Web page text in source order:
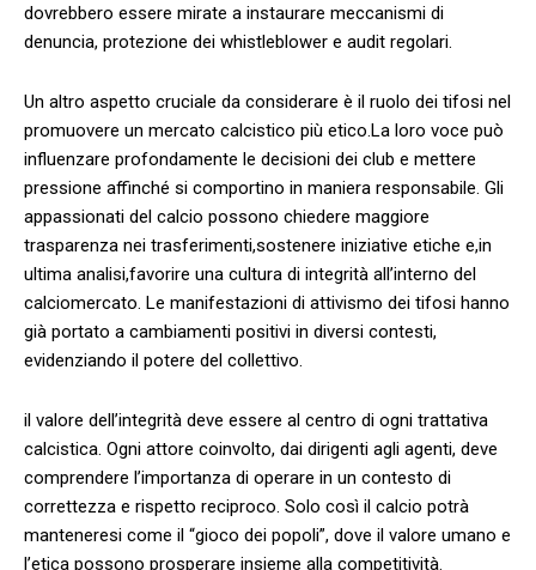
dovrebbero⁤ essere mirate a instaurare meccanismi⁤ di⁢
denuncia, protezione dei whistleblower e audit regolari.
Un altro ⁢aspetto cruciale da considerare è il ruolo dei tifosi nel
promuovere un mercato calcistico più ‌etico.La loro voce può
influenzare profondamente le decisioni dei club e mettere
pressione affinché si comportino ‌in maniera responsabile. Gli
appassionati del calcio possono chiedere maggiore
trasparenza nei trasferimenti,sostenere iniziative etiche e,in
ultima analisi,favorire una cultura di integrità all’interno del
calciomercato.​ Le manifestazioni di attivismo dei tifosi hanno
già⁣ portato a cambiamenti positivi​ in⁤ diversi contesti,
evidenziando il potere del collettivo.
il valore dell’integrità deve essere al centro di ogni trattativa
calcistica. Ogni attore coinvolto, dai dirigenti agli agenti, deve
comprendere l’importanza di operare in‌ un contesto di
correttezza e rispetto reciproco. Solo così il calcio potrà
manteneresi come il “gioco dei popoli”, dove il valore umano e
l’etica possono prosperare⁣ insieme alla competitività.